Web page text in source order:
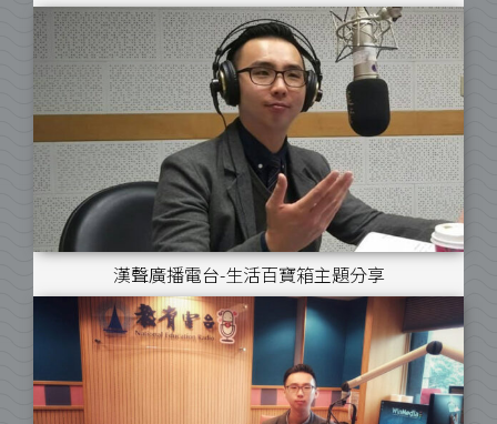
漢聲廣播電台-生活百寶箱主題分享